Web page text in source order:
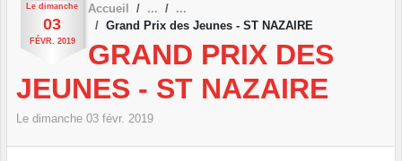
Le dimanche
03
FÉVR. 2019
Accueil
Grand Prix des Jeunes - ST NAZAIRE
GRAND PRIX DES
JEUNES - ST NAZAIRE
Le dimanche 03 févr. 2019